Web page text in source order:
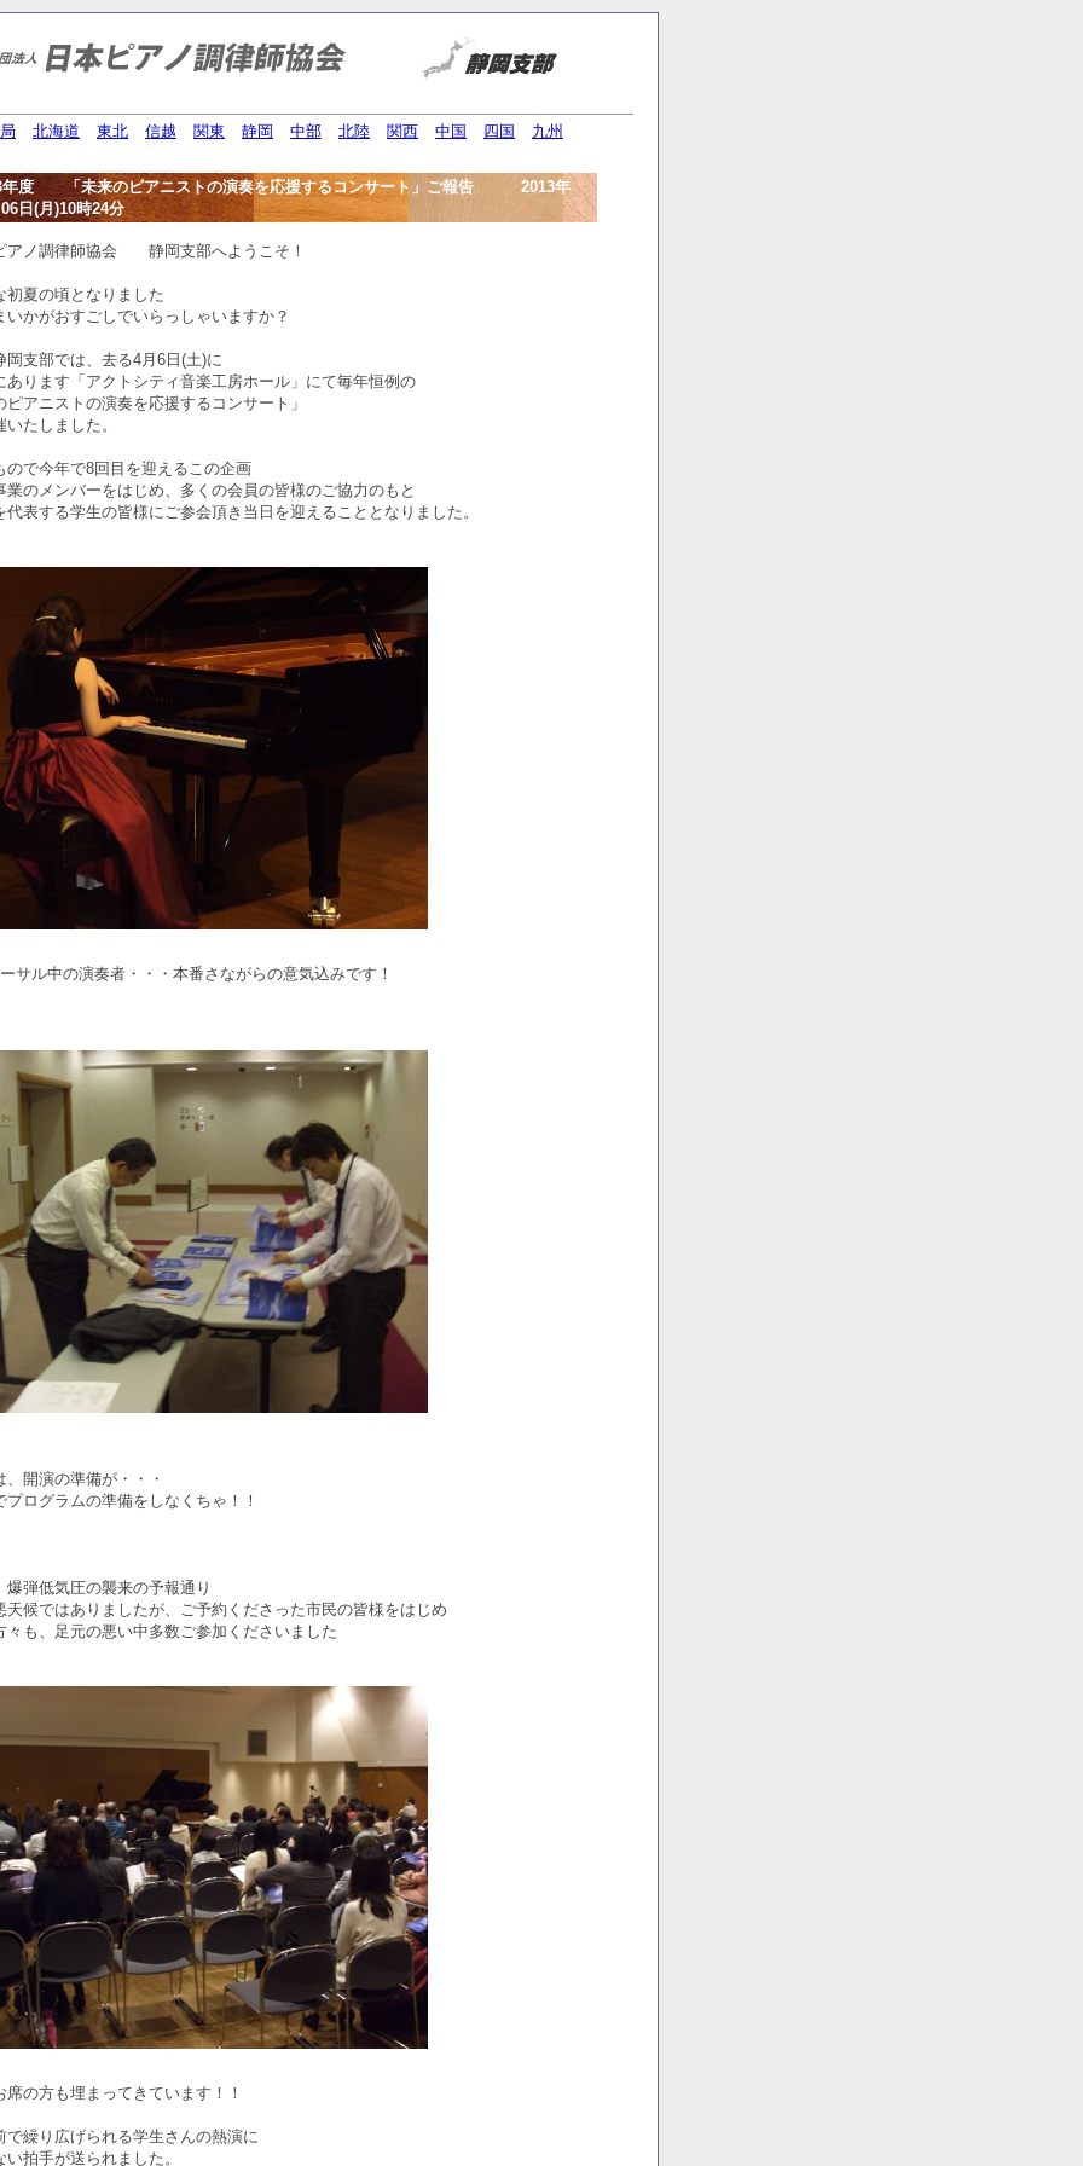
北海道 東北 信越 関東 静岡 中部 北陸 関西 中国 四国 九州
年度 「未来のピアニストの演奏を応援するコンサート」ご報告 2013年
日(月)10時24分
ノ調律師協会 静岡支部へようこそ！
初夏の頃となりました
いかがおすごしでいらっしゃいますか？
岡支部では、去る4月6日(土)に
あります「アクトシティ音楽工房ホール」にて毎年恒例の
ピアニストの演奏を応援するコンサート」
いたしました。
ので今年で8回目を迎えるこの企画
業のメンバーをはじめ、多くの会員の皆様のご協力のもと
代表する学生の皆様にご参会頂き当日を迎えることとなりました。
サル中の演奏者・・・本番さながらの意気込みです！
、開演の準備が・・・
プログラムの準備をしなくちゃ！！
爆弾低気圧の襲来の予報通り
天候ではありましたが、ご予約くださった市民の皆様をはじめ
々も、足元の悪い中多数ご参加くださいました
席の方も埋まってきています！！
で繰り広げられる学生さんの熱演に
い拍手が送られました。